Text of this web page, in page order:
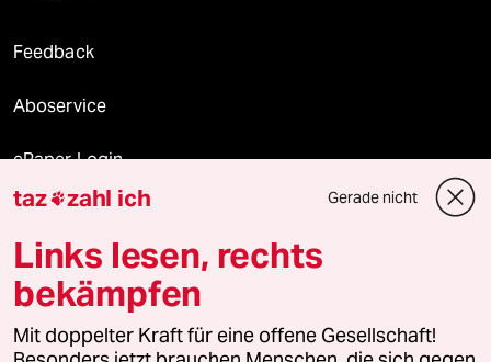
Feedback
Aboservice
ePaper Login
Downloads für Abonnierende
© 2026 taz Verlags und Vertriebs GmbH
Alle Rechte vorbehalten. Bei rechtlichen Fragen oder für Genehmigungen
wenden Sie sich bitte an
lizenzen@taz.de
taz zahl ich Gerade nicht
Links lesen, rechts
bekämpfen
Mit doppelter Kraft für eine offene Gesellschaft!